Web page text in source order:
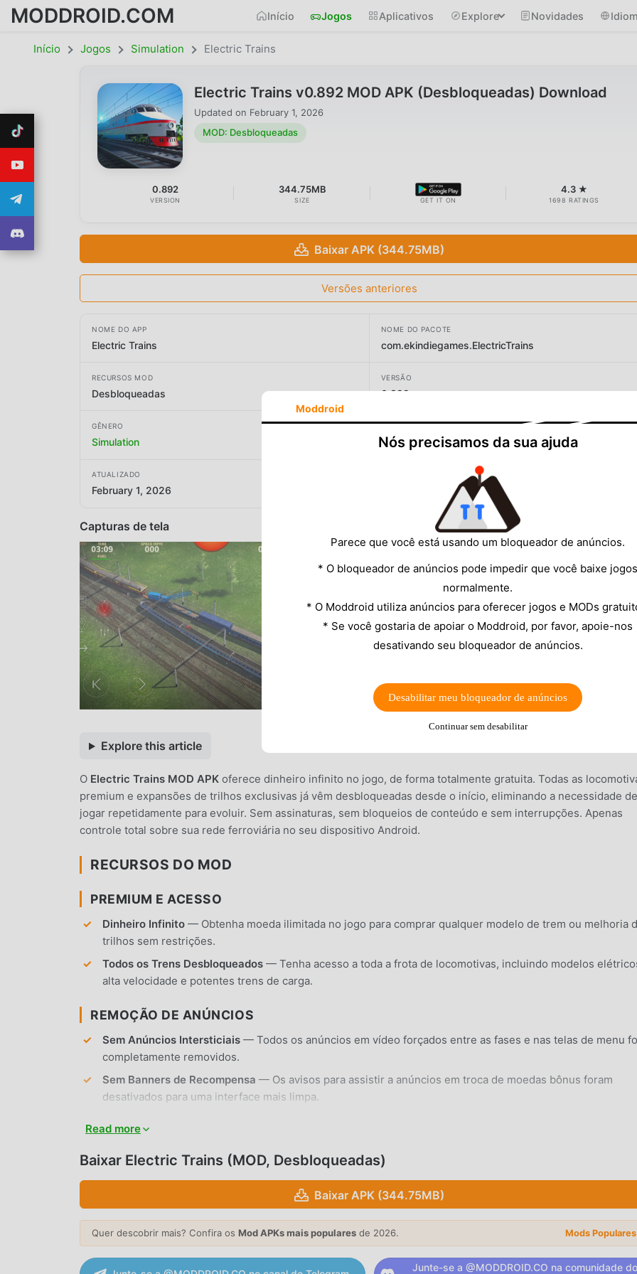
MODDROID.COM Início Jogos Aplicativos Explore Novidades
Início Jogos Simulation Electric Trains
Electric Trains v0.892 MOD APK (Desbloqueadas) Download
Updated on February 1, 2026
MOD: Desbloqueadas
0.892
VERSION
344.75MB
SIZE GET IT ON
4.3 ★
1698 RATINGS
Baixar APK (344.75MB)
Versões anteriores
NOME DO APP
Electric Trains
NOME DO PACOTE
com.ekindiegames.ElectricTrains
RECURSOS MOD
Desbloqueadas
VERSÃO
0.892
GÊNERO
Simulation
DESENVOLVEDOR
Zhenya
ATUALIZADO
February 1, 2026
Capturas de tela
Explore this article
O Electric Trains MOD APK oferece dinheiro infinito no jogo, de forma totalmente gratuita. Todas as
premium e expansões de trilhos exclusivas já vêm desbloqueadas desde o início, eliminando a necessidade de
jogar repetidamente para evoluir. Sem assinaturas, sem bloqueios de conteúdo e sem interrupções. Apenas
controle total sobre sua rede ferroviária no seu dispositivo Android.
RECURSOS DO MOD
PREMIUM E ACESSO
Dinheiro Infinito — Obtenha moeda ilimitada no jogo para comprar qualquer modelo de trem ou melhoria
trilhos sem restrições.
Todos os Trens Desbloqueados — Tenha acesso a toda a frota de locomotivas, incluindo modelos
alta velocidade e potentes trens de carga.
REMOÇÃO DE ANÚNCIOS
Sem Anúncios Intersticiais — Todos os anúncios em vídeo forçados entre as fases e nas telas de menu
completamente removidos.
Sem Banners de Recompensa — Os avisos para assistir a anúncios em troca de moedas bônus foram
desativados para uma interface mais limpa.
modificações no sistema.
RECURSOS DO APP
SIMULAÇÃO DE TRENS
Física Realista— Experimente mecânicas autênticas de aceleração e frenagem que simulam o peso e o
momento de trens elétricos.
Variedade de Locomotivas— Pilote uma gama diversificada de trens, desde motores elétricos vintage até
Read more
Baixar Electric Trains (MOD, Desbloqueadas)
Baixar APK (344.75MB)
Quer descobrir mais? Confira os Mod APKs mais populares de 2026. Mods
Junte-se a @MODDROID.CO na comunidade do
Moddroid
Nós precisamos da sua ajuda
Parece que você está usando um bloqueador de anúncios.
* O bloqueador de anúncios pode impedir que você baixe jogos
normalmente.
* O Moddroid utiliza anúncios para oferecer jogos e MODs
* Se você gostaria de apoiar o Moddroid, por favor, apoie-nos
desativando seu bloqueador de anúncios.
Desabilitar meu bloqueador de anúncios
Continuar sem desabilitar